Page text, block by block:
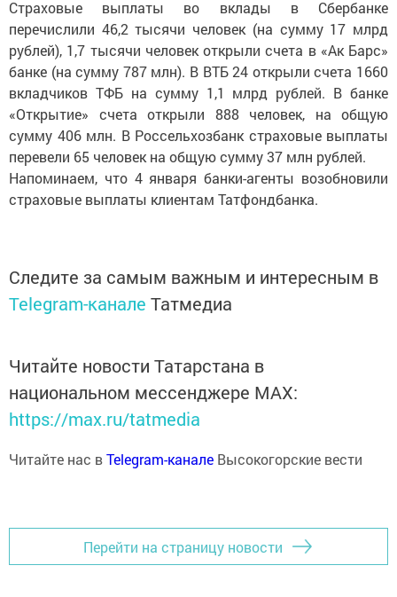
Страховые выплаты во вклады в Сбербанке
перечислили 46,2 тысячи человек (на сумму 17 млрд
рублей), 1,7 тысячи человек открыли счета в «Ак Барс»
банке (на сумму 787 млн). В ВТБ 24 открыли счета 1660
вкладчиков ТФБ на сумму 1,1 млрд рублей. В банке
«Открытие» счета открыли 888 человек, на общую
сумму 406 млн. В Россельхозбанк страховые выплаты
перевели 65 человек на общую сумму 37 млн рублей.
Напоминаем, что 4 января банки-агенты возобновили
страховые выплаты клиентам Татфондбанка.
Следите за самым важным и интересным в
Telegram-канале Татмедиа
Читайте новости Татарстана в
национальном мессенджере MАХ:
https://max.ru/tatmedia
Читайте нас вTelegram-канале Высокогорские вести
Перейти на страницу новости